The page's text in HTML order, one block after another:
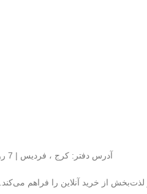
آدرس دفتر: کرج ، فردیس | 7 روز هفته، 24 ساعته
لذت‌بخش از خرید آنلاین را فراهم می‌کند.